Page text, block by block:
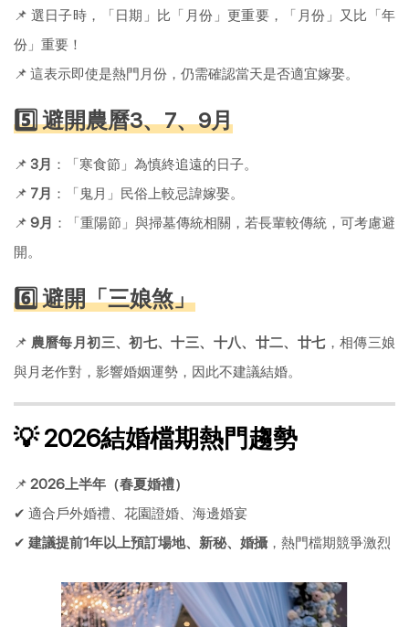
📌 選日子時，「日期」比「月份」更重要，「月份」又比「年
份」重要！
📌 這表示即使是熱門月份，仍需確認當天是否適宜嫁娶。
5️⃣ 避開農曆3、7、9月
📌 3月 ：「寒食節」為慎終追遠的日子。
📌 7月 ：「鬼月」民俗上較忌諱嫁娶。
📌 9月 ：「重陽節」與掃墓傳統相關，若長輩較傳統，可考慮避
開。
6️⃣ 避開「三娘煞」
📌 農曆每月初三、初七、十三、十八、廿二、廿七 ，相傳三娘
與月老作對，影響婚姻運勢，因此不建議結婚。
💡 2026結婚檔期熱門趨勢
📌 2026上半年（春夏婚禮）
✔ 適合戶外婚禮、花園證婚、海邊婚宴
✔ 建議提前1年以上預訂場地、新秘、婚攝 ，熱門檔期競爭激烈